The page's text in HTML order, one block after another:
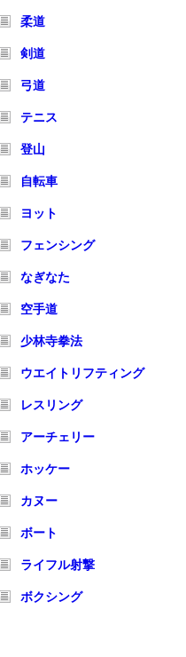
柔道
剣道
弓道
テニス
登山
自転車
ヨット
フェンシング
なぎなた
空手道
少林寺拳法
ウエイトリフティング
レスリング
アーチェリー
ホッケー
カヌー
ボート
ライフル射撃
ボクシング